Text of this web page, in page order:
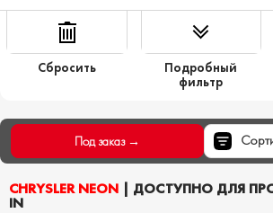
Сбросить
Подробный
фильтр
CHRYSLER NEON | ДОСТУПНО ДЛЯ
IN
Под заказ →